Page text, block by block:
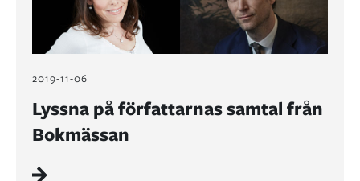
2019-11-06
Lyssna på författarnas samtal från
Bokmässan